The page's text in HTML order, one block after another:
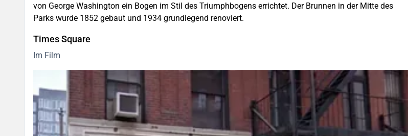
von George Washington ein Bogen im Stil des Triumphbogens errichtet. Der Brunnen in der Mitte des
Parks wurde 1852 gebaut und 1934 grundlegend renoviert.
Times Square
Im Film